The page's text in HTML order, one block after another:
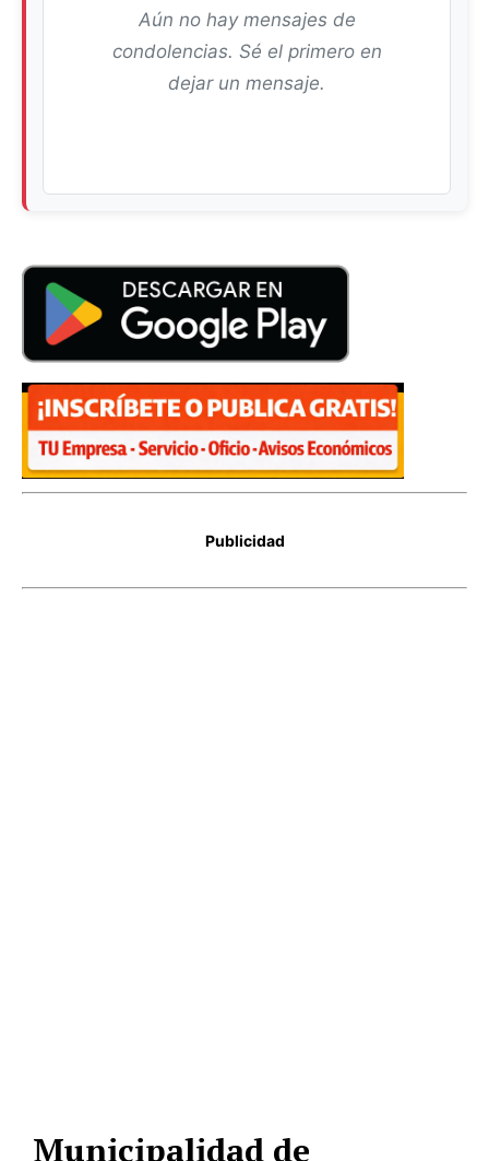
Aún no hay mensajes de
condolencias. Sé el primero en
dejar un mensaje.
Publicidad